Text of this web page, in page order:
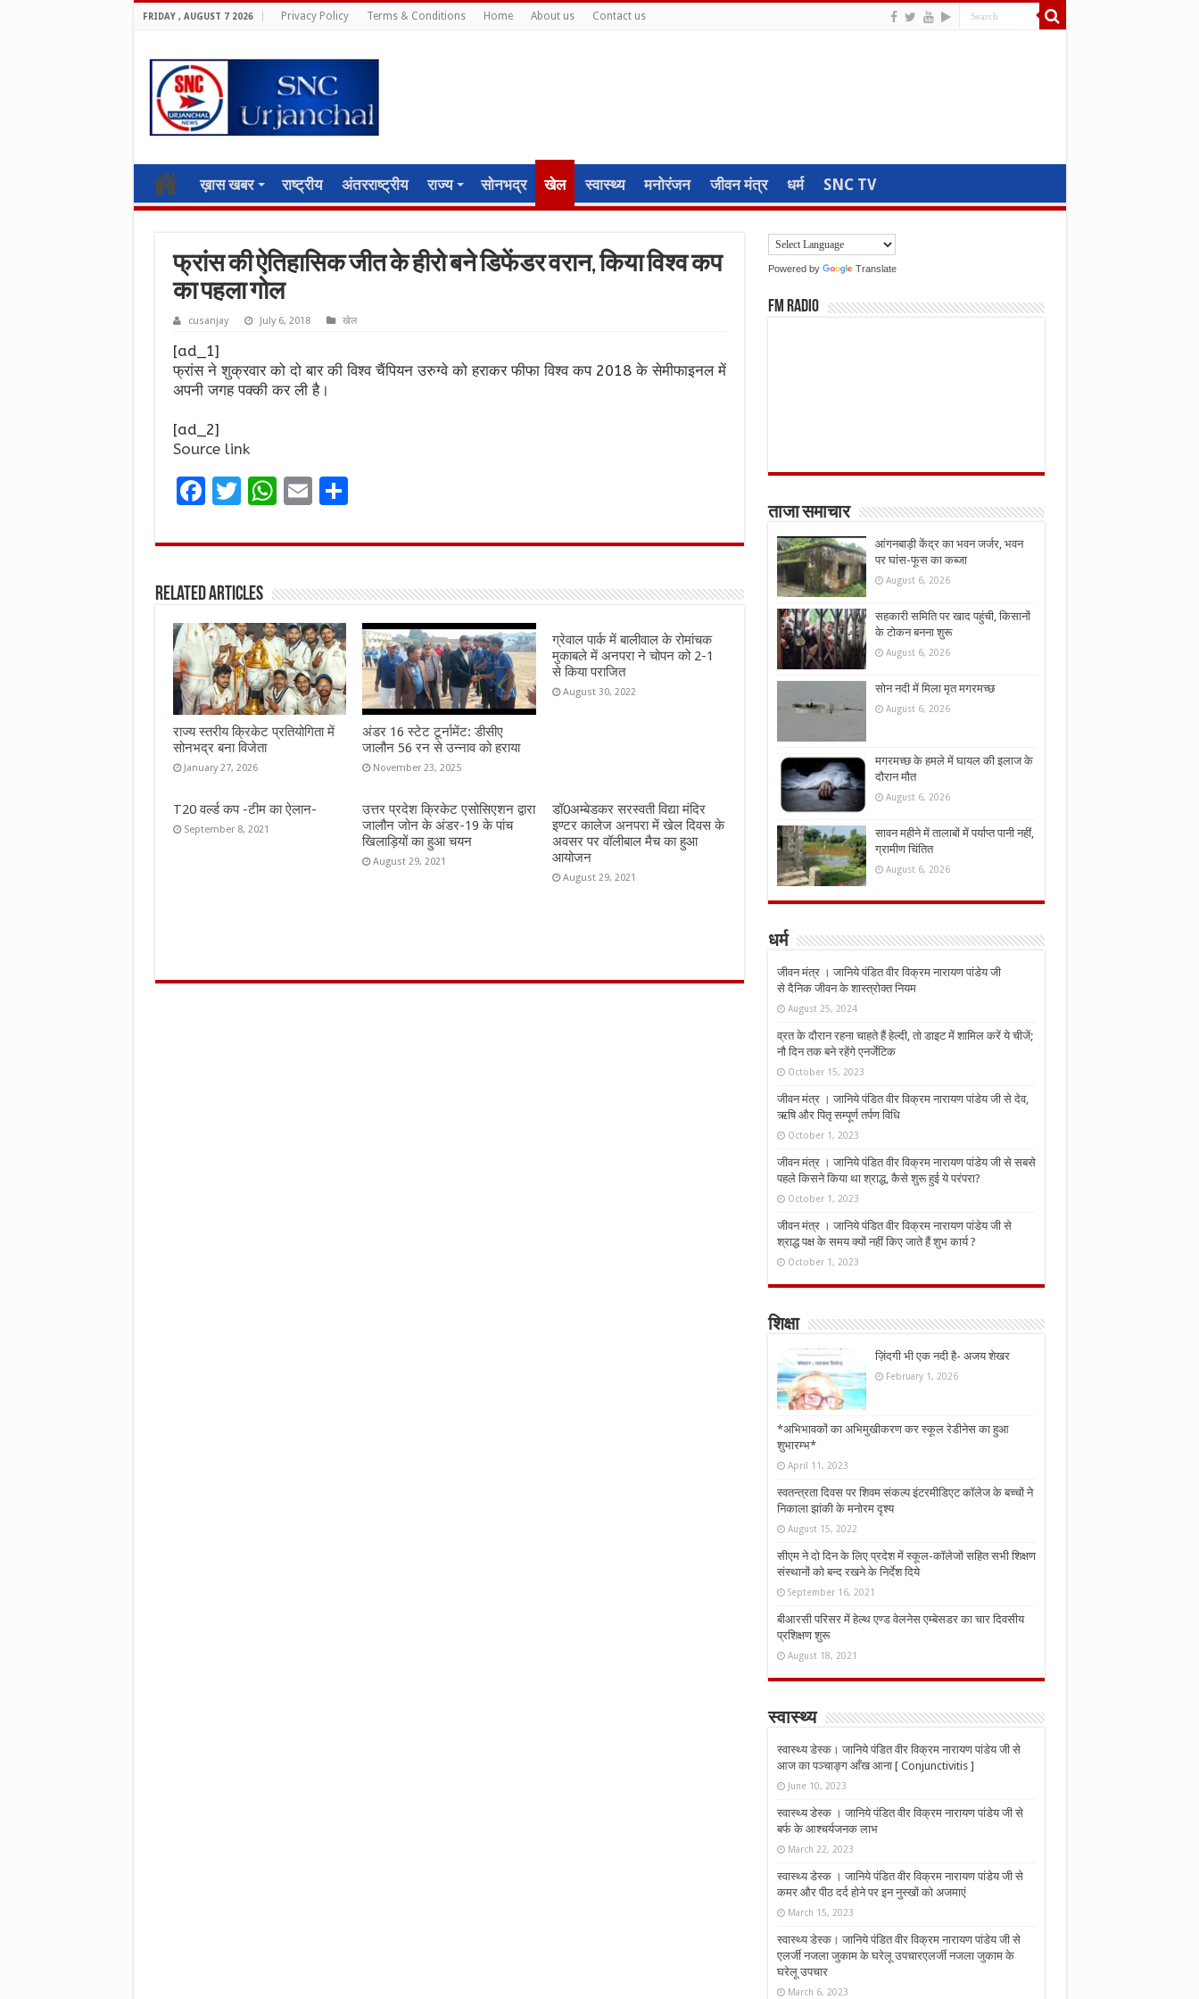
FRIDAY , AUGUST 7 2026 Privacy Policy Terms & Conditions Home About us Contact us
ख़ास खबर राष्ट्रीय अंतरराष्ट्रीय राज्य सोनभद्र खेल स्वास्थ्य मनोरंजन जीवन मंत्र धर्म SNC TV
फ्रांस की ऐतिहासिक जीत के हीरो बने डिफेंडर वरान, किया विश्व कप
का पहला गोल
cusanjay July 6, 2018 खेल
[ad_1]
फ्रांस ने शुक्रवार को दो बार की विश्व चैंपियन उरुग्वे को हराकर फीफा विश्व कप 2018 के सेमीफाइनल में
अपनी जगह पक्की कर ली है।
[ad_2]
Source link
F
ce
o
o
k
T
it
r
W
at
A
p
p
E
ai
S
ar
Related Articles
राज्य स्तरीय क्रिकेट प्रतियोगिता में
सोनभद्र बना विजेता
January 27, 2026
अंडर 16 स्टेट टूर्नामेंट: डीसीए
जालौन 56 रन से उन्नाव को हराया
November 23, 2025
ग्रेवाल पार्क में बालीवाल के रोमांचक
मुकाबले में अनपरा ने चोपन को 2-1
से किया पराजित
August 30, 2022
T20 वर्ल्ड कप -टीम का ऐलान-
September 8, 2021
उत्तर प्रदेश क्रिकेट एसोसिएशन द्वारा
जालौन जोन के अंडर-19 के पांच
खिलाड़ियों का हुआ चयन
August 29, 2021
डॉ0अम्बेडकर सरस्वती विद्या मंदिर
इण्टर कालेज अनपरा में खेल दिवस के
अवसर पर वॉलीबाल मैच का हुआ
आयोजन
August 29, 2021
Powered by Translate
FM Radio
ताजा समाचार
आंगनबाड़ी केंद्र का भवन जर्जर, भवन
पर घांस-फूस का कब्जा
August 6, 2026
सहकारी समिति पर खाद पहुंची, किसानों
के टोकन बनना शुरू
August 6, 2026
सोन नदी में मिला मृत मगरमच्छ
August 6, 2026
मगरमच्छ के हमले में घायल की इलाज के
दौरान मौत
August 6, 2026
सावन महीने में तालाबों में पर्याप्त पानी नहीं,
ग्रामीण चिंतित
August 6, 2026
धर्म
जीवन मंत्र । जानिये पंडित वीर विक्रम नारायण पांडेय जी
से दैनिक जीवन के शास्त्रोक्त नियम
August 25, 2024
व्रत के दौरान रहना चाहते हैं हेल्दी, तो डाइट में शामिल करें ये चीजें;
नौ दिन तक बने रहेंगे एनर्जेटिक
October 15, 2023
जीवन मंत्र । जानिये पंडित वीर विक्रम नारायण पांडेय जी से देव,
ऋषि और पितृ सम्पूर्ण तर्पण विधि
October 1, 2023
जीवन मंत्र । जानिये पंडित वीर विक्रम नारायण पांडेय जी से सबसे
पहले किसने किया था श्राद्ध, कैसे शुरू हुई ये परंपरा?
October 1, 2023
जीवन मंत्र । जानिये पंडित वीर विक्रम नारायण पांडेय जी से
श्राद्ध पक्ष के समय क्यों नहीं किए जाते हैं शुभ कार्य ?
October 1, 2023
शिक्षा
ज़िंदगी भी एक नदी है- अजय शेखर
February 1, 2026
*अभिभावकों का अभिमुखीकरण कर स्कूल रेडीनेस का हुआ
शुभारम्भ*
April 11, 2023
स्वतन्त्रता दिवस पर शिवम संकल्प इंटरमीडिएट कॉलेज के बच्चों ने
निकाला झांकी के मनोरम दृश्य
August 15, 2022
सीएम ने दो दिन के लिए प्रदेश में स्कूल-कॉलेजों सहित सभी शिक्षण
संस्थानों को बन्द रखने के निर्देश दिये
September 16, 2021
बीआरसी परिसर में हेल्थ एण्ड वेलनेस एम्बेसडर का चार दिवसीय
प्रशिक्षण शुरू
August 18, 2021
स्वास्थ्य
स्वास्थ्य डेस्क। जानिये पंडित वीर विक्रम नारायण पांडेय जी से
आज का पञ्चाङ्ग आँख आना [ Conjunctivitis ]
June 10, 2023
स्वास्थ्य डेस्क । जानिये पंडित वीर विक्रम नारायण पांडेय जी से
बर्फ के आश्चर्यजनक लाभ
March 22, 2023
स्वास्थ्य डेस्क । जानिये पंडित वीर विक्रम नारायण पांडेय जी से
कमर और पीठ दर्द होने पर इन नुस्‍खों को अजमाएं
March 15, 2023
स्वास्थ्य डेस्क। जानिये पंडित वीर विक्रम नारायण पांडेय जी से
एलर्जी नजला जुकाम के घरेलू उपचारएलर्जी नजला जुकाम के
घरेलू उपचार
March 6, 2023